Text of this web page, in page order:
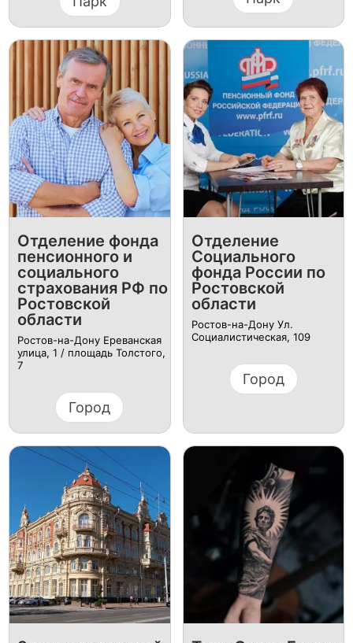
Отделение фонда
пенсионного и
социального
страхования РФ по
Ростовской
области
Ростов-на-Дону Ереванская
улица, 1 / площадь Толстого,
7
Город
Отделение
Социального
фонда России по
Ростовской
области
Ростов-на-Дону Ул.
Социалистическая, 109
Город